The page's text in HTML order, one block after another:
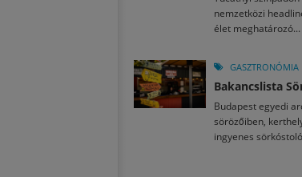
nemzetközi
élet meghatározó...
GASZTRONÓMIA
Bakancslista
Budapest egyedi
sörözőiben,
ingyenes